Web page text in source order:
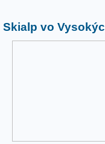
Skialp vo